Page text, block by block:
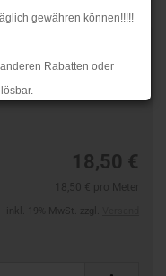
gewähren können!!!!!
Rabatten oder
Lieferzeiten kommen.
18,50 €